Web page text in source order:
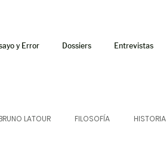
y Error Dossiers Entrevistas
LATOUR FILOSOFÍA HISTORIA